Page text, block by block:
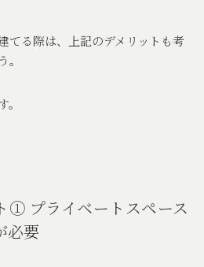
てる際は、上記のデメリットも考
① プライベートスペース
必要